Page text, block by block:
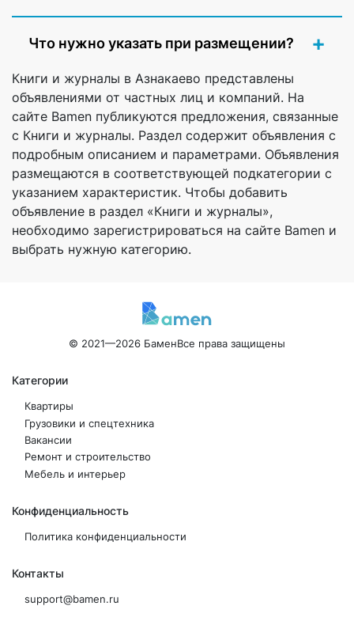
Что нужно указать при размещении?
Книги и журналы в Азнакаево представлены
объявлениями от частных лиц и компаний. На
сайте Bamen публикуются предложения, связанные
с Книги и журналы. Раздел содержит объявления с
подробным описанием и параметрами. Объявления
размещаются в соответствующей подкатегории с
указанием характеристик. Чтобы добавить
объявление в раздел «Книги и журналы»,
необходимо зарегистрироваться на сайте Bamen и
выбрать нужную категорию.
© 2021—2026 БаменВсе права защищены
Категории
Квартиры
Грузовики и спецтехника
Вакансии
Ремонт и строительство
Мебель и интерьер
Конфиденциальность
Политика конфиденциальности
Контакты
support@bamen.ru